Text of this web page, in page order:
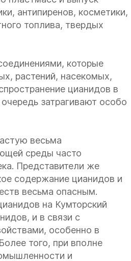
антипиренов, косметики,
топлива, твердых
которые
растений, насекомых,
цианидов в
затрагивают особо
весьма
среды часто
Представители же
содержание цианидов и
весьма опасным.
на Кумторский
и в связи с
особенно в
того, при вполне
и